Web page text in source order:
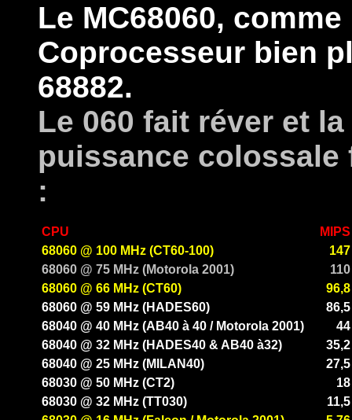
Le MC68060,
Coprocesseur bien
68882.
Le 060 fait réver et
puissance colossale
:
CPU
MIPS
68060 @ 100 MHz (CT60-100)
147
68060 @ 75 MHz (Motorola 2001)
110
68060 @ 66 MHz (CT60)
96,8
68060 @ 59 MHz (HADES60)
86,5
68040 @ 40 MHz (AB40 à 40 / Motorola 2001)
44
68040 @ 32 MHz (HADES40 & AB40 à32)
35,2
68040 @ 25 MHz (MILAN40)
27,5
68030 @ 50 MHz (CT2)
18
68030 @ 32 MHz (TT030)
11,5